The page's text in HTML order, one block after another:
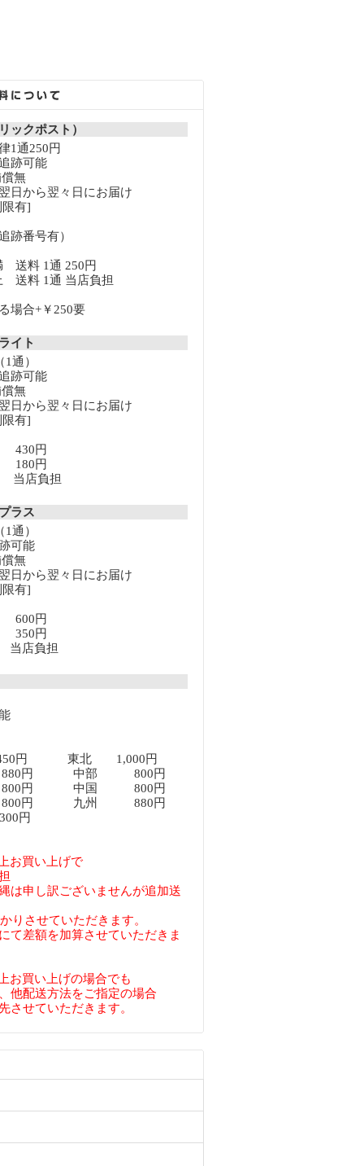
ックポスト）
1通250円
跡可能
無
日から翌々日にお届け
有]
跡番号有）
送料 1通 250円
送料 1通 当店負担
場合+￥250要
イト
通）
跡可能
無
日から翌々日にお届け
有]
430円
180円
当店負担
ラス
通）
可能
無
日から翌々日にお届け
有]
600円
350円
当店負担
円 東北 1,000円
円 中部 800円
円 中国 800円
円 九州 880円
円
お買い上げで
申し訳ございませんが追加送
させていただきます。
差額を加算させていただきま
お買い上げの場合でも
配送方法をご指定の場合
せていただきます。